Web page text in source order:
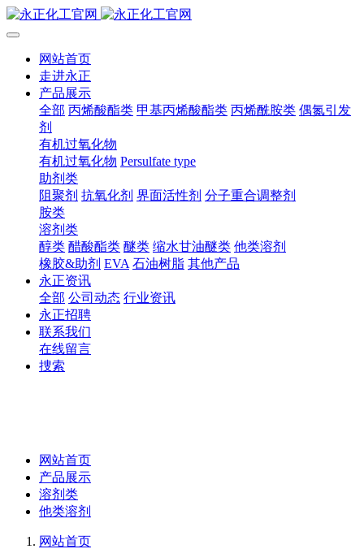
网站首页
走进永正
产品展示
全部 丙烯酸酯类 甲基丙烯酸酯类 丙烯酰胺类 偶氮引发
剂
有机过氧化物
有机过氧化物 Persulfate type
助剂类
阻聚剂 抗氧化剂 界面活性剂 分子重合调整剂
胺类
溶剂类
醇类 醋酸酯类 醚类 缩水甘油醚类 他类溶剂
橡胶&助剂 EVA 石油树脂 其他产品
永正资讯
全部 公司动态 行业资讯
永正招聘
联系我们
在线留言
捜索
网站首页
产品展示
溶剂类
他类溶剂
网站首页